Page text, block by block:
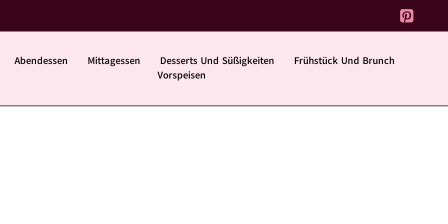
Abendessen Mittagessen Desserts Und Süßigkeiten
Frühstück Und Brunch
Vorspeisen